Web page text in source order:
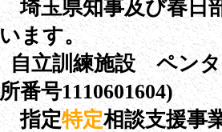
埼玉県知事及び春日
います。
自立訓練施
所番号1110601604)
指定特定相談支援事